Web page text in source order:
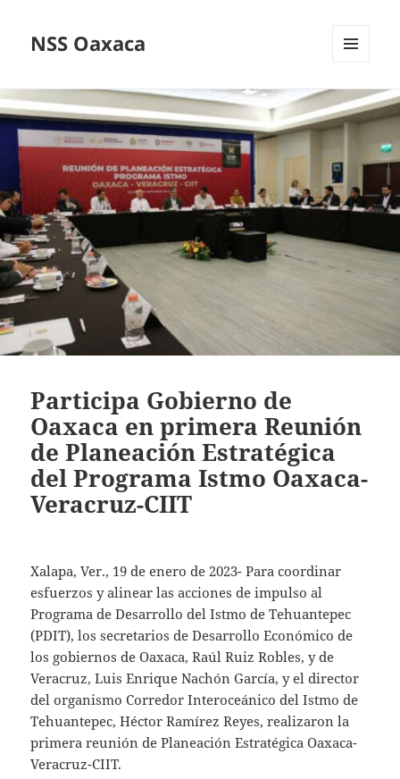
NSS Oaxaca
WIDGETS
Participa Gobierno de
Oaxaca en primera Reunión
de Planeación Estratégica
del Programa Istmo Oaxaca-
Veracruz-CIIT
Xalapa, Ver., 19 de enero de 2023- Para coordinar
esfuerzos y alinear las acciones de impulso al
Programa de Desarrollo del Istmo de Tehuantepec
(PDIT), los secretarios de Desarrollo Económico de
los gobiernos de Oaxaca, Raúl Ruiz Robles, y de
Veracruz, Luis Enrique Nachón García, y el director
del organismo Corredor Interoceánico del Istmo de
Tehuantepec, Héctor Ramírez Reyes, realizaron la
primera reunión de Planeación Estratégica Oaxaca-
Veracruz-CIIT.